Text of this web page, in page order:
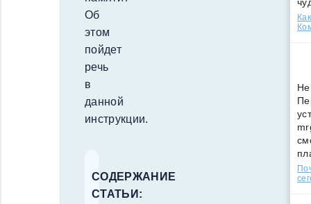
Об
этом
пойдет
речь
в
данной
инструкции.
СОДЕРЖАНИЕ
СТАТЬИ:
Не